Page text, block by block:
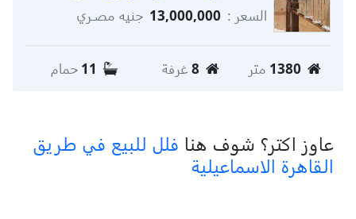
السعر : 13,000,000 جنيه مصـري
1380 متر 8 غرفة 11 حمام
عاوز اكتر؟ شوف هنا فلل للبيع في طريق
القاهرة الاسماعيلية